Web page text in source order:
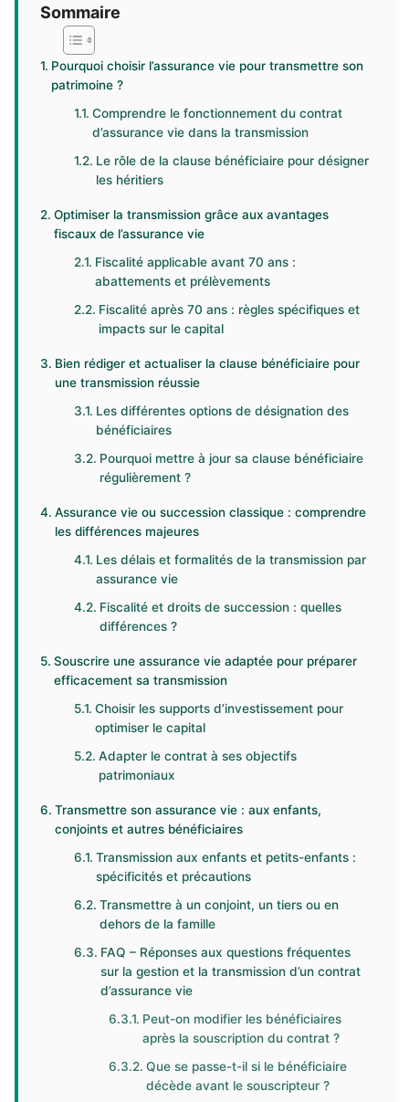
Sommaire
Pourquoi choisir l’assurance vie pour transmettre son
patrimoine ?
Comprendre le fonctionnement du contrat
d’assurance vie dans la transmission
Le rôle de la clause bénéficiaire pour désigner
les héritiers
Optimiser la transmission grâce aux avantages
fiscaux de l’assurance vie
Fiscalité applicable avant 70 ans :
abattements et prélèvements
Fiscalité après 70 ans : règles spécifiques et
impacts sur le capital
Bien rédiger et actualiser la clause bénéficiaire pour
une transmission réussie
Les différentes options de désignation des
bénéficiaires
Pourquoi mettre à jour sa clause bénéficiaire
régulièrement ?
Assurance vie ou succession classique : comprendre
les différences majeures
Les délais et formalités de la transmission par
assurance vie
Fiscalité et droits de succession : quelles
différences ?
Souscrire une assurance vie adaptée pour préparer
efficacement sa transmission
Choisir les supports d’investissement pour
optimiser le capital
Adapter le contrat à ses objectifs
patrimoniaux
Transmettre son assurance vie : aux enfants,
conjoints et autres bénéficiaires
Transmission aux enfants et petits-enfants :
spécificités et précautions
Transmettre à un conjoint, un tiers ou en
dehors de la famille
FAQ – Réponses aux questions fréquentes
sur la gestion et la transmission d’un contrat
d’assurance vie
Peut-on modifier les bénéficiaires
après la souscription du contrat ?
Que se passe-t-il si le bénéficiaire
décède avant le souscripteur ?